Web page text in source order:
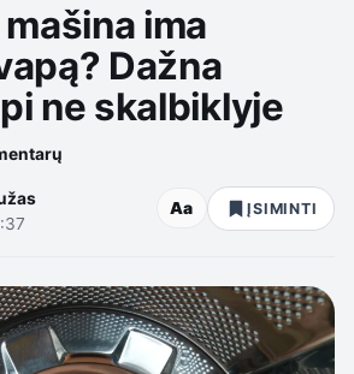
ima
Dažna
ne skalbiklyje
Aa ĮSIMINTI